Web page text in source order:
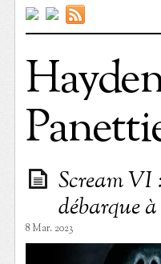
Scream VI
débarque
8 Mar. 2023